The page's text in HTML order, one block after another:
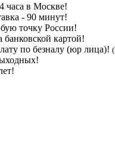
часа в Москве!
- 90 минут!
точку России!
банковской картой!
по безналу (юр лица)!